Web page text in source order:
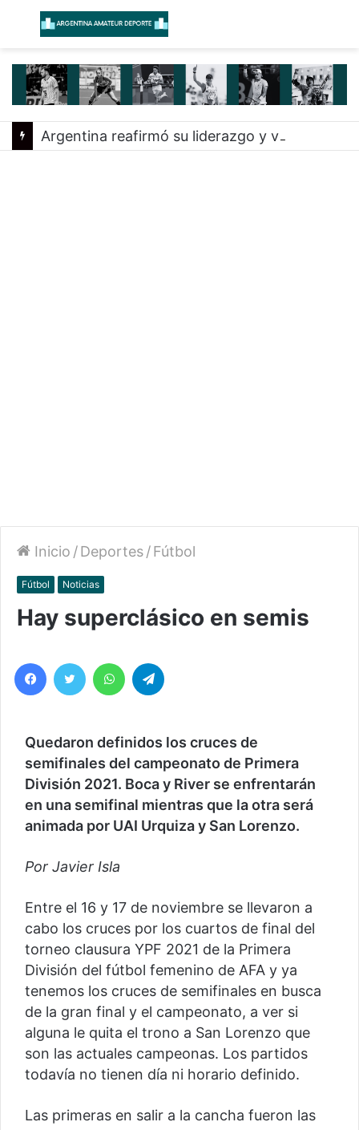
Menú
Inicio /Deportes/Fútbol
Fútbol Noticias
Hay superclásico en semis
Facebook
Twitter WhatsApp
Quedaron definidos los cruces de
semifinales del campeonato de Primera
División 2021. Boca y River se enfrentarán
en una semifinal mientras que la otra será
animada por UAI Urquiza y San Lorenzo.
Por Javier Isla
Entre el 16 y 17 de noviembre se llevaron a
cabo los cruces por los cuartos de final del
torneo clausura YPF 2021 de la Primera
División del fútbol femenino de AFA y ya
tenemos los cruces de semifinales en busca
de la gran final y el campeonato, a ver si
alguna le quita el trono a San Lorenzo que
son las actuales campeonas. Los partidos
todavía no tienen día ni horario definido.
Las primeras en salir a la cancha fueron las